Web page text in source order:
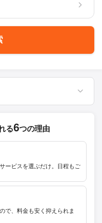
る6つの理由
ービスを選ぶだけ。日程もご
で、料金も安く抑えられま